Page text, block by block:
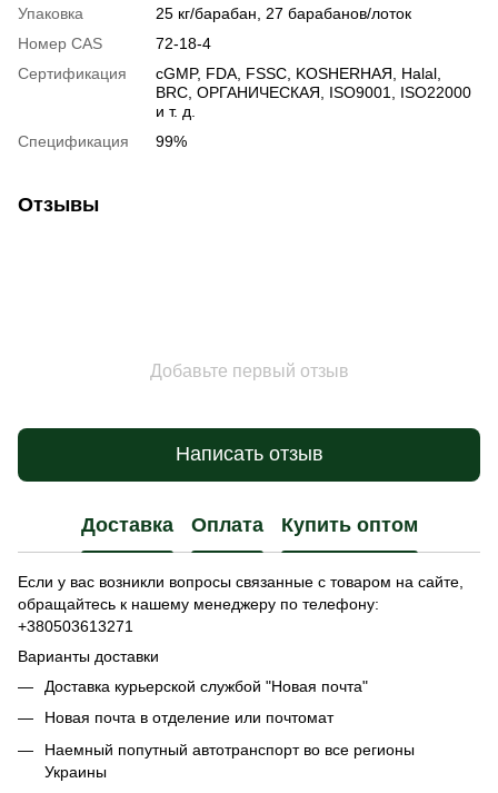
Упаковка
25 кг/барабан, 27 барабанов/лоток
Номер CAS
72-18-4
Сертификация
cGMP, FDA, FSSC, KOSHERНАЯ, Halal,
BRC, ОРГАНИЧЕСКАЯ, ISO9001, ISO22000
и т. д.
Спецификация
99%
Отзывы
Добавьте первый отзыв
Написать отзыв
Доставка Оплата Купить оптом
Если у вас возникли вопросы связанные с товаром на сайте,
обращайтесь к нашему менеджеру по телефону:
+380503613271
Варианты доставки
Доставка курьерской службой "Новая почта"
Новая почта в отделение или почтомат
Наемный попутный автотранспорт во все регионы
Украины